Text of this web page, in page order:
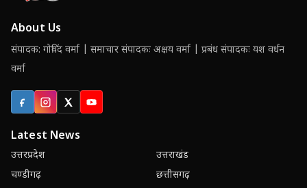
About Us
संपादक: गोविंद वर्मा | समाचार संपादकः अक्षय वर्मा | प्रबंध संपादकः यश वर्धन
वर्मा
FacebookInstagram
X (Twitter)
YouTube
Latest News
उत्तरप्रदेश
उत्तराखंड
चण्डीगढ़
छत्तीसगढ़